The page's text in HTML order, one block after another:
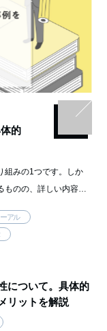
的
組みの1つです。しか
ものの、詳しい内容は
アル
について。具体的
リットを解説